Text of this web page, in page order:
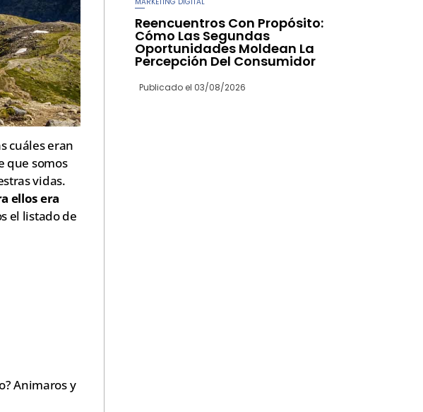
cuáles eran
que somos
vidas.
ellos era
el listado de
Animaros y
Reencuentros Con Propósito:
Cómo Las Segundas
Oportunidades Moldean La
Percepción Del Consumidor
Publicado el 03/08/2026